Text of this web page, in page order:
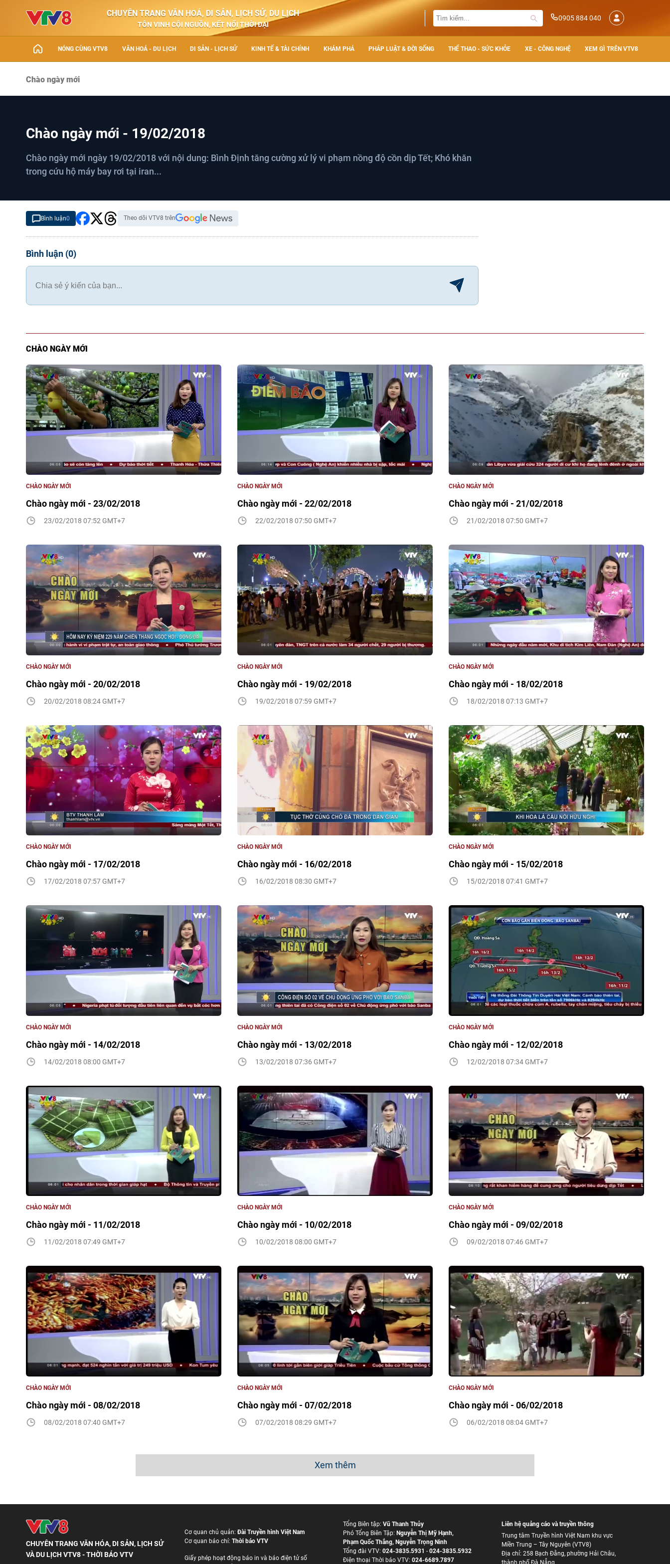
CHUYÊN TRANG VĂN HOÁ, DI SẢN, LỊCH SỬ, DU LỊCH
TÔN VINH CỘI NGUỒN, KẾT NỐI THỜI ĐẠI
0905 884 040
NÓNG CÙNG VTV8 VĂN HOÁ - DU LỊCH DI SẢN - LỊCH SỬ KINH TẾ & TÀI CHÍNH KHÁM PHÁ PHÁP LUẬT & ĐỜI SỐNG THỂ THAO - SỨC KHỎE XE - CÔNG NGHỆ XEM GÌ TRÊN VTV8
Chào ngày mới
Chào ngày mới - 19/02/2018
Chào ngày mới ngày 19/02/2018 với nội dung: Bình Định tăng cường xử lý vi phạm nồng độ cồn dịp Tết; Khó khăn
trong cứu hộ máy bay rơi tại iran...
Bình luận0 Theo dõi VTV8 trên
Bình luận (0)
CHÀO NGÀY MỚI
Chào ngày mới - 23/02/2018
CHÀO NGÀY MỚI
23/02/2018 07:52 GMT+7
Chào ngày mới - 22/02/2018
CHÀO NGÀY MỚI
22/02/2018 07:50 GMT+7
Chào ngày mới - 21/02/2018
CHÀO NGÀY MỚI
21/02/2018 07:50 GMT+7
Chào ngày mới - 20/02/2018
CHÀO NGÀY MỚI
20/02/2018 08:24 GMT+7
Chào ngày mới - 19/02/2018
CHÀO NGÀY MỚI
19/02/2018 07:59 GMT+7
Chào ngày mới - 18/02/2018
CHÀO NGÀY MỚI
18/02/2018 07:13 GMT+7
Chào ngày mới - 17/02/2018
CHÀO NGÀY MỚI
17/02/2018 07:57 GMT+7
Chào ngày mới - 16/02/2018
CHÀO NGÀY MỚI
16/02/2018 08:30 GMT+7
Chào ngày mới - 15/02/2018
CHÀO NGÀY MỚI
15/02/2018 07:41 GMT+7
Chào ngày mới - 14/02/2018
CHÀO NGÀY MỚI
14/02/2018 08:00 GMT+7
Chào ngày mới - 13/02/2018
CHÀO NGÀY MỚI
13/02/2018 07:36 GMT+7
Chào ngày mới - 12/02/2018
CHÀO NGÀY MỚI
12/02/2018 07:34 GMT+7
Chào ngày mới - 11/02/2018
CHÀO NGÀY MỚI
11/02/2018 07:49 GMT+7
Chào ngày mới - 10/02/2018
CHÀO NGÀY MỚI
10/02/2018 08:00 GMT+7
Chào ngày mới - 09/02/2018
CHÀO NGÀY MỚI
09/02/2018 07:46 GMT+7
Chào ngày mới - 08/02/2018
CHÀO NGÀY MỚI
08/02/2018 07:40 GMT+7
Chào ngày mới - 07/02/2018
CHÀO NGÀY MỚI
07/02/2018 08:29 GMT+7
Chào ngày mới - 06/02/2018
CHÀO NGÀY MỚI
06/02/2018 08:04 GMT+7
Xem thêm
CHUYÊN TRANG VĂN HÓA, DI SẢN, LỊCH SỬ
VÀ DU LỊCH VTV8 - THỜI BÁO VTV
Cơ quan chủ quản:Đài Truyền hình Việt Nam
Cơ quan báo chí: Thời báo VTV
Giấy phép hoạt động báo in và báo điện tử số
Tổng Biên tập: Vũ Thanh Thủy
Phó Tổng Biên Tập: Nguyễn Thị Mỹ Hạnh,
Phạm Quốc Thắng, Nguyễn Trọng Ninh
Tổng đài VTV: 024-3835.5931 - 024-3835.5932
Ðiện thoại Thời báo VTV: 024-6689.7897
Liên hệ quảng cáo và truyền thông
Trung tâm Truyền hình Việt Nam khu vực
Miền Trung – Tây Nguyên (VTV8)
Địa chỉ: 258 Bạch Đằng, phường Hải Châu,
thành phố Đà Nẵng